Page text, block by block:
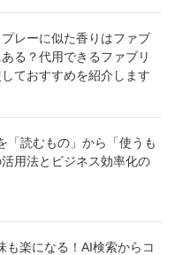
レーに似た香りはファブ
る？代用できるファブリ
ておすすめを紹介します
「読むもの」から「使うも
用法とビジネス効率化の
も楽になる！AI検索からコ